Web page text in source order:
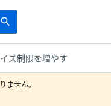
search
ズ制限を増やす
ません。